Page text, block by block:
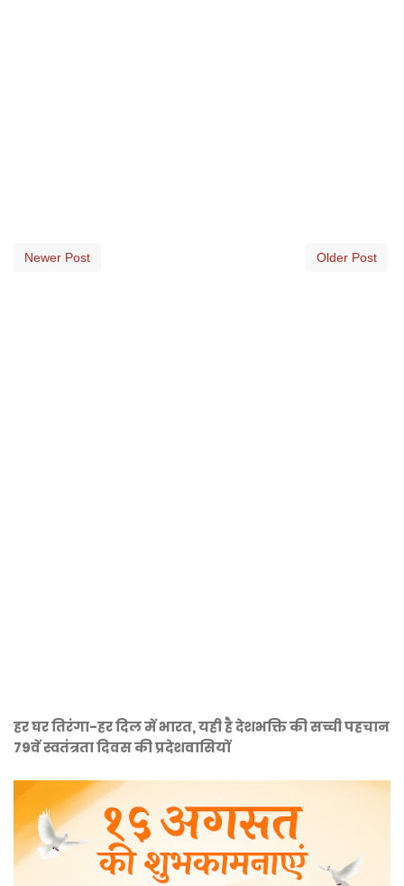
Newer Post Older Post
हर घर तिरंगा-हर दिल में भारत, यही है देशभक्ति की सच्ची पहचान
79वें स्वतंत्रता दिवस की प्रदेशवासियों